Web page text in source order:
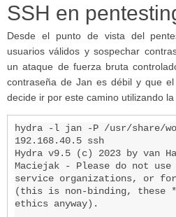
SSH en
Desde el punto de vista del
usuarios válidos y sospechar
un ataque de fuerza bruta
contraseña de Jan es débil y que
decide ir por este camino utilizando
hydra -l jan -P /usr/share/
192.168.40.5 ssh
Hydra v9.5 (c) 2023 by van
Maciejak - Please do not
service organizations, or
(this is non-binding, these
ethics anyway).